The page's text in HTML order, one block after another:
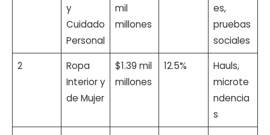
y
Cuidado
Personal
mil
millones
es,
pruebas
sociales
2
Ropa
Interior y
de Mujer
$1.39 mil
millones
12.5%
Hauls,
microte
ndencia
s